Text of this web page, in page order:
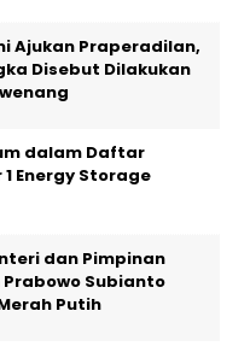
Ajukan Praperadilan,
Disebut Dilakukan
dalam Daftar
1 Energy Storage
dan Pimpinan
Subianto
Putih